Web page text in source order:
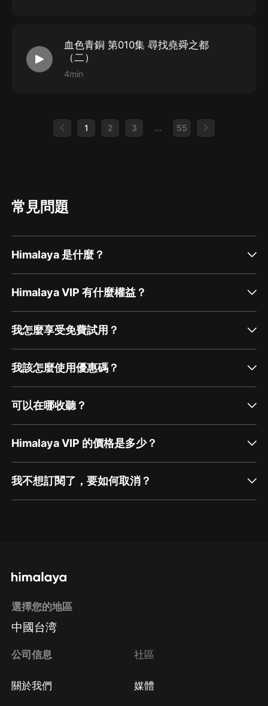
血色青銅 第010集 尋找堯舜之都
（二）
4min
1 2 3 ... 55
常見問題
Himalaya 是什麼？
Himalaya VIP 有什麼權益？
我怎麼享受免費試用？
我該怎麼使用優惠碼？
可以在哪收聽？
Himalaya VIP 的價格是多少？
我不想訂閱了，要如何取消？
方法 Google Play取消訂閱方法
選擇您的地區
中國台湾
公司信息
關於我們
社區
媒體